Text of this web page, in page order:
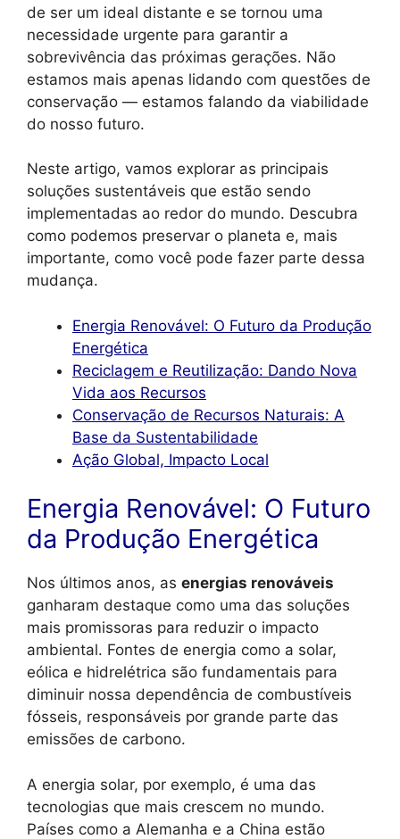
de ser um ideal distante e se tornou uma
necessidade urgente para garantir a
sobrevivência das próximas gerações. Não
estamos mais apenas lidando com questões de
conservação — estamos falando da viabilidade
do nosso futuro.
Neste artigo, vamos explorar as principais
soluções sustentáveis que estão sendo
implementadas ao redor do mundo. Descubra
como podemos preservar o planeta e, mais
importante, como você pode fazer parte dessa
mudança.
Energia Renovável: O Futuro da Produção
Energética
Reciclagem e Reutilização: Dando Nova
Vida aos Recursos
Conservação de Recursos Naturais: A
Base da Sustentabilidade
Ação Global, Impacto Local
Energia Renovável: O Futuro
da Produção Energética
Nos últimos anos, as energias renováveis
ganharam destaque como uma das soluções
mais promissoras para reduzir o impacto
ambiental. Fontes de energia como a solar,
eólica e hidrelétrica são fundamentais para
diminuir nossa dependência de combustíveis
fósseis, responsáveis por grande parte das
emissões de carbono.
A energia solar, por exemplo, é uma das
tecnologias que mais crescem no mundo.
Países como a Alemanha e a China estão